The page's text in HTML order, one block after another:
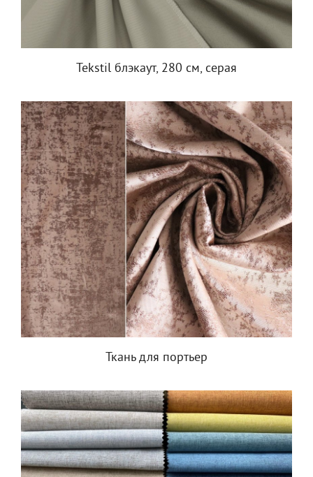
Tekstil блэкаут, 280 см, серая
Ткань для портьер